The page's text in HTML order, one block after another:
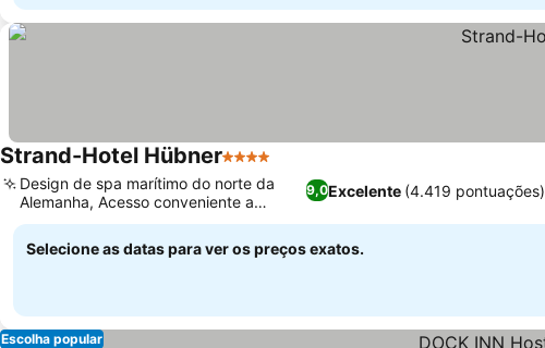
Strand-Hotel Hübner4 Estrelas
9,0Excelente (4.419 pontuações)
Design de spa marítimo do norte da
Alemanha, Acesso conveniente a
atrações locais
Selecione as datas para ver os preços exatos.
Escolha popular